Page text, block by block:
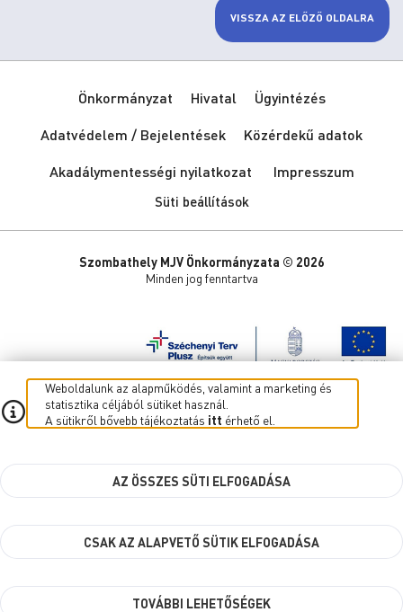
VISSZA AZ ELŐZŐ OLDALRA
Önkormányzat Hivatal
Ügyintézés
Adatvédelem / Bejelentések
Közérdekű adatok
Akadálymentességi nyilatkozat
Impresszum
Süti beállítások
Szombathely MJV Önkormányzata © 2026
Minden jog fenntartva
Weboldalunk az alapműködés, valamint a marketing és
statisztika céljából sütiket használ.
A sütikről bővebb tájékoztatás itt érhető el.
AZ ÖSSZES SÜTI ELFOGADÁSA
CSAK AZ ALAPVETŐ SÜTIK ELFOGADÁSA
TOVÁBBI LEHETŐSÉGEK